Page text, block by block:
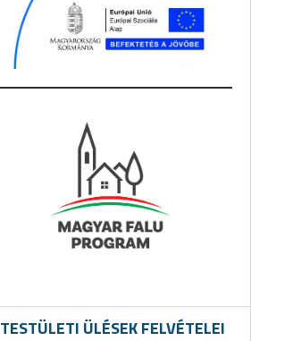
TESTÜLETI ÜLÉSEK FELVÉTELEI